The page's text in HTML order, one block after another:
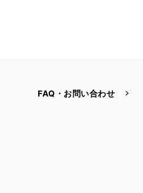
FAQ・お問い合わせ